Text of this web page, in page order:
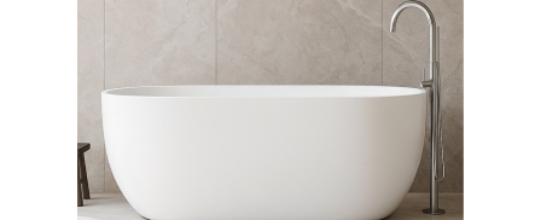
وان فری استندینگ لونا